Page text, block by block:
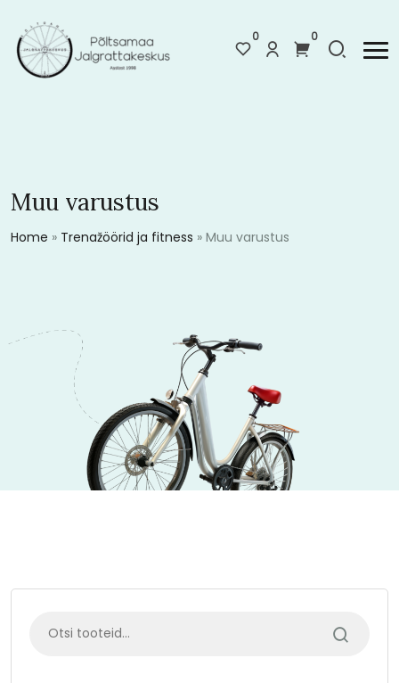
0 0
Muu varustus
Home » Trenažöörid ja fitness » Muu varustus